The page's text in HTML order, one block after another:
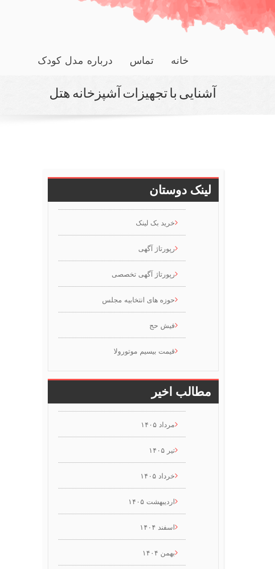
خانه تماس درباره مدل کودک
آشنایی با تجهیزات آشپزخانه هتل
لینک دوستان
خرید بک لینک
رپورتاژ آگهی
رپورتاژ آگهی تخصصی
حوزه های انتخابیه مجلس
فیش حج
قیمت بیسیم موتورولا
مطالب اخیر
مرداد ۱۴۰۵
تیر ۱۴۰۵
خرداد ۱۴۰۵
اردیبهشت ۱۴۰۵
اسفند ۱۴۰۴
بهمن ۱۴۰۴